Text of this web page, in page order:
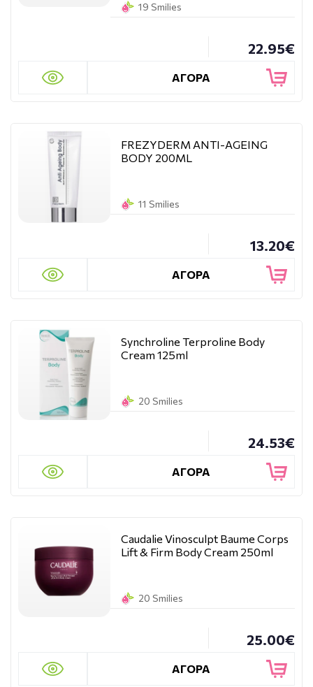
19 Smilies
22.95€
ΑΓΟΡΑ
FREZYDERM ANTI-AGEING
BODY 200ML
11 Smilies
13.20€
ΑΓΟΡΑ
Synchroline Terproline Body
Cream 125ml
20 Smilies
24.53€
ΑΓΟΡΑ
Caudalie Vinosculpt Baume Corps
Lift & Firm Body Cream 250ml
20 Smilies
25.00€
ΑΓΟΡΑ